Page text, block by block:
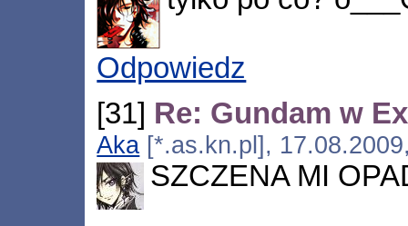
Odpowiedz
[31] Re: Gundam w
Aka [*.as.kn.pl],
SZCZENA MI